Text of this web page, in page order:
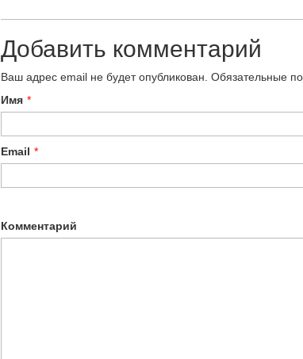
Добавить комментарий
Ваш адрес email не будет опубликован. Обязательные
Имя *
Email *
Комментарий